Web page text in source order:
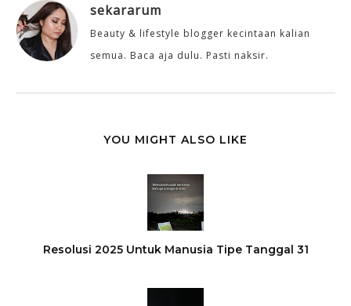
sekararum
Beauty & lifestyle blogger kecintaan kalian
semua. Baca aja dulu. Pasti naksir.
YOU MIGHT ALSO LIKE
Resolusi 2025 Untuk Manusia Tipe Tanggal 31